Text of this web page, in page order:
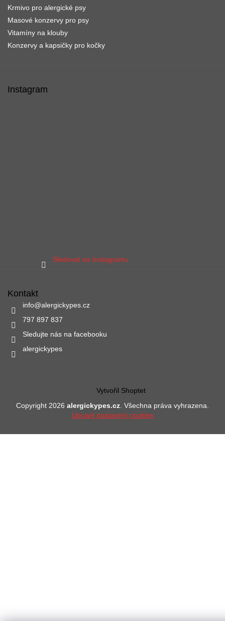
Krmivo pro alergické psy
Masové konzervy pro psy
Vitamíny na klouby
Konzervy a kapsičky pro kočky
Instagram
Sledovat na Instagramu
Kontakt
info@alergickypes.cz
797 897 837
Sledujte nás na facebooku
alergickypes
Vytvořil Shoptet
Copyright 2026 alergickypes.cz . Všechna práva vyhrazena.
Upravit nastavení cookies